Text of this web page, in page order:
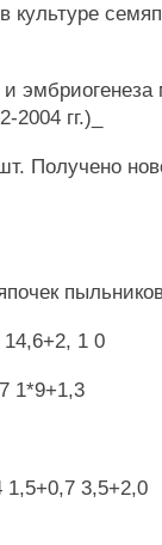
культуре
эмбриогенеза
гг.)_
Получено
14,6+2, 1 0
1*9+1,3
1,5+0,7 3,5+2,0